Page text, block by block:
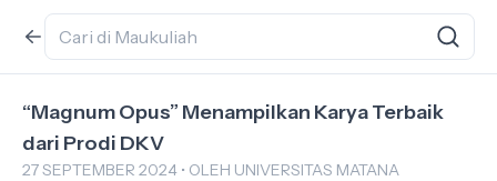
“Magnum Opus” Menampilkan Karya Terbaik
dari Prodi DKV
27 SEPTEMBER 2024 • OLEH UNIVERSITAS MATANA